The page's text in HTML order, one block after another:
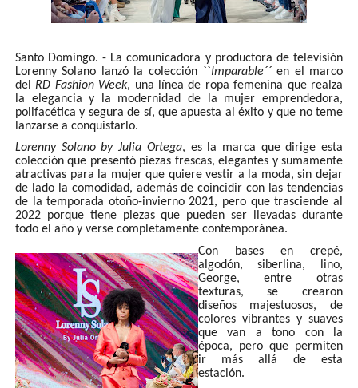
Santo Domingo. - La comunicadora y productora de televisión
Lorenny Solano lanzó la colección ``Imparable´´en el marco
delRD Fashion Week, una línea de ropa femenina que realza
la elegancia y la modernidad de la mujer emprendedora,
polifacética y segura de sí, que apuesta al éxito y que no teme
lanzarse a conquistarlo.
Lorenny Solano by Julia Ortega, es la marca que dirige esta
colección que presentó piezas frescas, elegantes y sumamente
atractivas para la mujer que quiere vestir a la moda, sin dejar
de lado la comodidad, además de coincidir con las tendencias
de la temporada otoño-invierno 2021, pero que trasciende al
2022 porque tiene piezas que pueden ser llevadas durante
todo el año y verse completamente contemporánea.
Con bases en crepé,
algodón, siberlina, lino,
George, entre otras
texturas, se crearon
diseños majestuosos, de
colores vibrantes y suaves
que van a tono con la
época, pero que permiten
ir más allá de esta
estación.